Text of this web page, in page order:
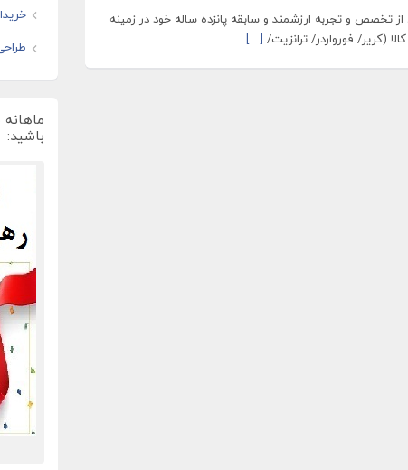
تخصص و تجربه ارزشمند و سابقه پانزده ساله خود در زمینه
(کریر/ فورواردر/ ترانزیت/ […]
باشید: